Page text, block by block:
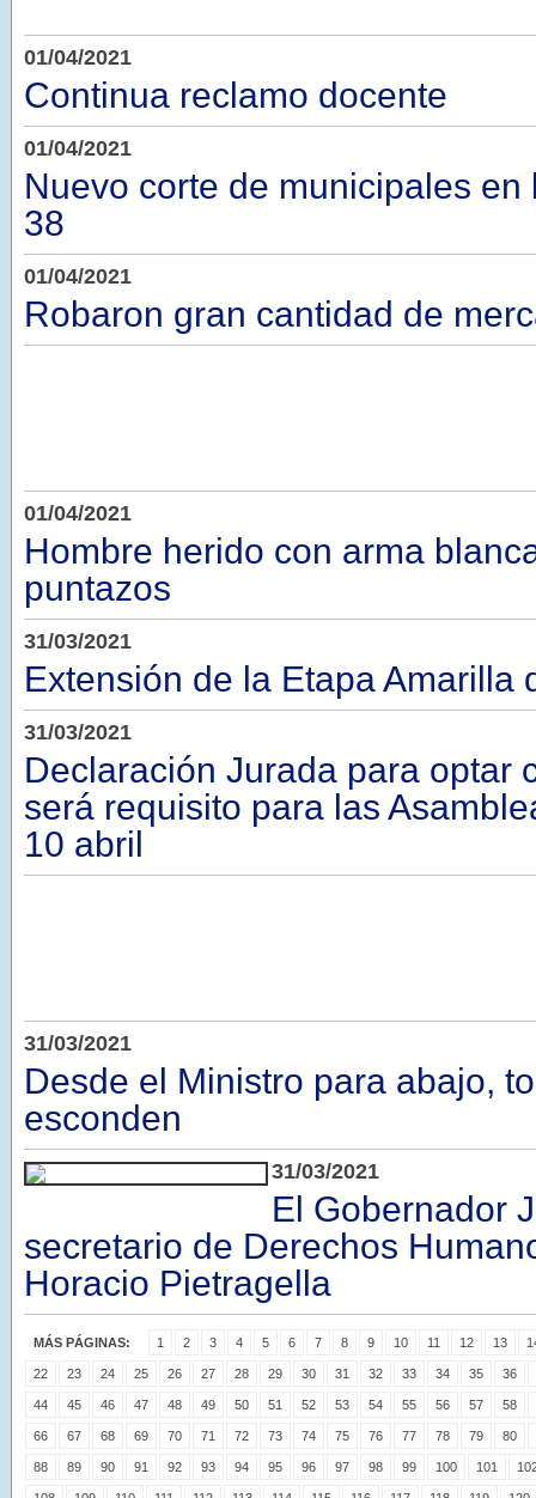
01/04/2021
Continua reclamo docente
01/04/2021
Nuevo corte de municipales en
38
01/04/2021
Robaron gran cantidad de
01/04/2021
Hombre herido con arma
puntazos
31/03/2021
Extensión de la Etapa Amarilla
31/03/2021
Declaración Jurada para optar
será requisito para las
10 abril
31/03/2021
Desde el Ministro para abajo,
esconden
31/03/2021
El Gobernador
secretario de Derechos
Horacio Pietragella
MÁS PÁGINAS: 1 2 3 4 5 6 7 8 9 10 11 12 13
22 23 24 25 26 27 28 29 30 31 32 33 34 35 36
44 45 46 47 48 49 50 51 52 53 54 55 56 57 58
66 67 68 69 70 71 72 73 74 75 76 77 78 79 80
88 89 90 91 92 93 94 95 96 97 98 99 100 101